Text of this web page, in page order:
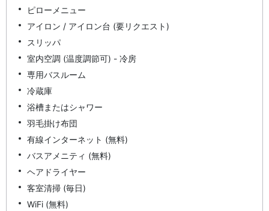
ピローメニュー
アイロン / アイロン台 (要リクエスト)
スリッパ
室内空調 (温度調節可) - 冷房
専用バスルーム
冷蔵庫
浴槽またはシャワー
羽毛掛け布団
有線インターネット (無料)
バスアメニティ (無料)
ヘアドライヤー
客室清掃 (毎日)
WiFi (無料)